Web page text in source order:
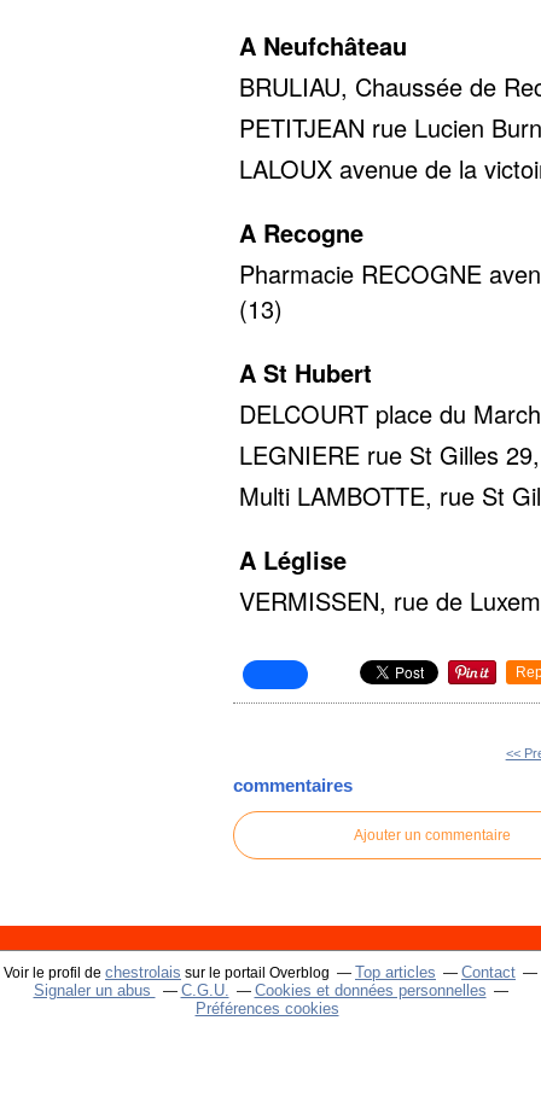
A Neufchâteau
BRULIAU, Chaussée de
PETITJEAN rue Lucien
LALOUX avenue de la
A Recogne
Pharmacie RECOGNE
(13)
A St Hubert
DELCOURT place du
LEGNIERE rue St Gilles
Multi LAMBOTTE, rue St
A Léglise
VERMISSEN, rue de
<<
commentaires
Ajouter un commentaire
Voir le profil de chestrolais sur le portail Overblog Top articles
Contact
Signaler un abus
C.G.U.
Cookies et données personnelles
Préférences cookies